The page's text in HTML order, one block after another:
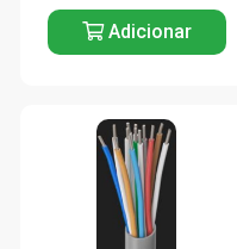
Adicionar